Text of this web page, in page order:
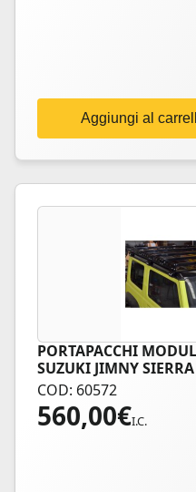
Aggiungi al
PORTAPACCHI
SUZUKI JIMNY SIERRA
COD: 60572
560,00€I.C.